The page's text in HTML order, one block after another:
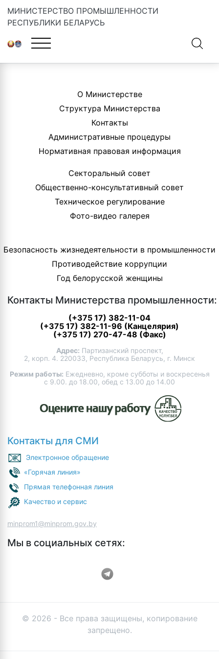
МИНИСТЕРСТВО ПРОМЫШЛЕННОСТИ
РЕСПУБЛИКИ БЕЛАРУСЬ
О Министерстве
Структура Министерства
Контакты
Административные процедуры
Нормативная правовая информация
Секторальный совет
Общественно-консультативный совет
Техническое регулирование
Фото-видео галерея
Безопасность жизнедеятельности в промышленности
Противодействие коррупции
Год белорусской женщины
Контакты Министерства промышленности:
(+375 17) 382-11-04
(+375 17) 382-11-96 (Канцелярия)
(+375 17) 270-47-48 (Факс)
Адрес: Партизанский проспект,
2, корп. 4. 220033, Республика Беларусь, г. Минск
Режим работы: Ежедневно, кроме субботы и воскресенья
с 9.00. до 18.00, обед с 13.00 до 14.00
Контакты для СМИ
Электронное обращение
«Горячая линия»
Прямая телефонная линия
Качество и сервис
minprom1@minprom.gov.by
Мы в социальных сетях:
© 2026 - Все права защищены, копирование
запрещено.